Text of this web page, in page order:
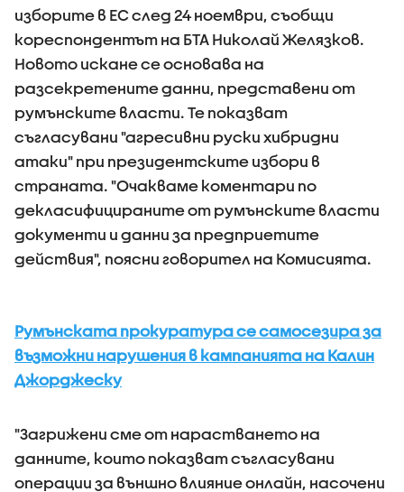
изборите в ЕС след 24 ноември, съобщи
кореспондентът на БТА Николай Желязков.
Новото искане се основава на
разсекретените данни, представени от
румънските власти. Те показват
съгласувани "агресивни руски хибридни
атаки" при президентските избори в
страната. "Очакваме коментари по
декласифицираните от румънските власти
документи и данни за предприетите
действия", поясни говорител на Комисията.
Румънската прокуратура се самосезира за
възможни нарушения в кампанията на Калин
Джорджеску
"Загрижени сме от нарастването на
данните, които показват съгласувани
операции за външно влияние онлайн, насочени